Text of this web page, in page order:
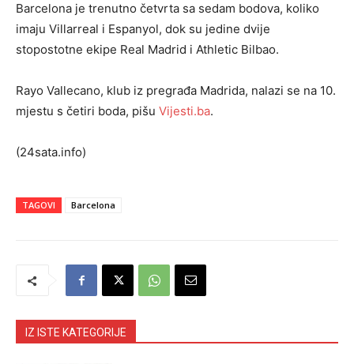
Barcelona je trenutno četvrta sa sedam bodova, koliko
imaju Villarreal i Espanyol, dok su jedine dvije
stopostotne ekipe Real Madrid i Athletic Bilbao.
Rayo Vallecano, klub iz pregrađa Madrida, nalazi se na 10.
mjestu s četiri boda, pišu Vijesti.ba.
(24sata.info)
TAGOVI Barcelona
IZ ISTE KATEGORIJE